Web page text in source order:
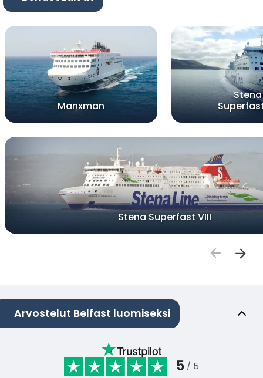
Manxman
Stena
Stena Superfast VIII
Arvostelut Belfast luomiseksi
5 / 5